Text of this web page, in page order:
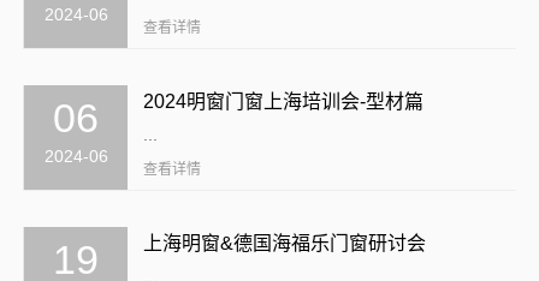
2024-06
查看详情
06
2024-06
2024明窗门窗上海培训会-型材篇
查看详情
19 上海明窗&德国海福乐门窗研讨会